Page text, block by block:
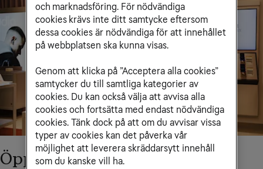
Öppettider
och marknadsföring. För nödvändiga
cookies krävs inte ditt samtycke eftersom
dessa cookies är nödvändiga för att innehållet
på webbplatsen ska kunna visas.
Genom att klicka på ”Acceptera alla cookies”
samtycker du till samtliga kategorier av
cookies. Du kan också välja att avvisa alla
cookies och fortsätta med endast nödvändiga
cookies. Tänk dock på att om du avvisar vissa
typer av cookies kan det påverka vår
möjlighet att leverera skräddarsytt innehåll
som du kanske vill ha.